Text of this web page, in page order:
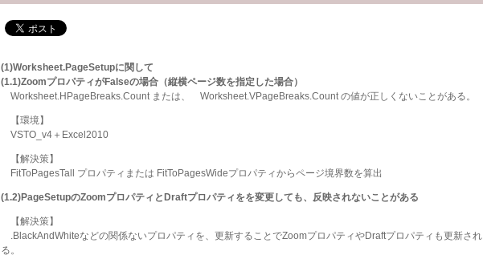
(1)Worksheet.PageSetupに関して
(1.1)ZoomプロパティがFalseの場合（縦横ページ数を指定した場合）
Worksheet.HPageBreaks.Count または、 Worksheet.VPageBreaks.Count の値が正しくないことがある。
【環境】
VSTO_v4＋Excel2010
【解決策】
FitToPagesTall プロパティまたは FitToPagesWideプロパティからページ境界数を算出
(1.2)PageSetupのZoomプロパティとDraftプロパティをを変更しても、反映されないことがある
【解決策】
.BlackAndWhiteなどの関係ないプロパティを、更新することでZoomプロパティやDraftプロパティも更新され
る。